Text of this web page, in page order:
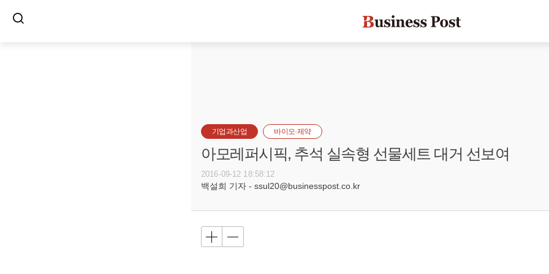
기업과산업 바이오·제약
아모레퍼시픽, 추석 실속형 선물세트 대거 선보여
2016-09-12 18:58:12
백설희 기자 - ssul20@businesspost.co.kr